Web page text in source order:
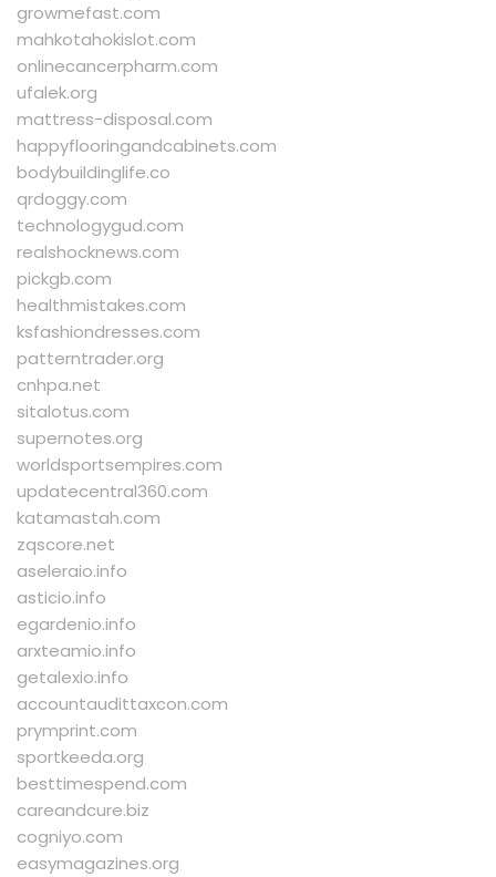
growmefast.com
mahkotahokislot.com
onlinecancerpharm.com
ufalek.org
mattress-disposal.com
happyflooringandcabinets.com
bodybuildinglife.co
qrdoggy.com
technologygud.com
realshocknews.com
pickgb.com
healthmistakes.com
ksfashiondresses.com
patterntrader.org
cnhpa.net
sitalotus.com
supernotes.org
worldsportsempires.com
updatecentral360.com
katamastah.com
zqscore.net
aseleraio.info
asticio.info
egardenio.info
arxteamio.info
getalexio.info
accountaudittaxcon.com
prymprint.com
sportkeeda.org
besttimespend.com
careandcure.biz
cogniyo.com
easymagazines.org